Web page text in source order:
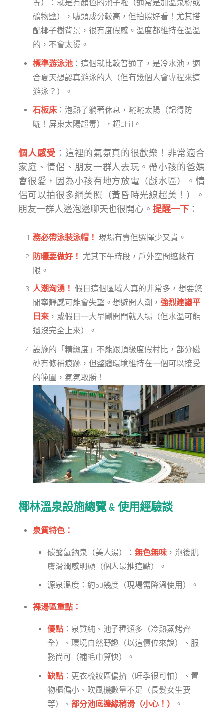
等）：就是有顏色的池子啦（通常是加溫泉粉或
礦物鹽），噱頭成分較高，但拍照好看！尤其搭
配椰子樹背景，很有度假感。溫度都維持在溫溫
的，不會太燙。
標準游泳池 ：這個就比較普通了，是冷水池，適
合夏天想認真游泳的人（但有幾個人會專程來這
游泳？）。
石板床 ：泡熱了躺著休息，曬曬太陽（記得防
曬！屏東太陽超毒），超Chill。
個人感受 ：這裡的氣氛真的很歡樂！非常適合
家庭、情侶、朋友一群人去玩。帶小孩的爸媽
會很愛，因為小孩有地方放電（戲水區）。情
侶可以拍很多網美照（黃昏時光線超美！）。
朋友一群人邊泡邊聊天也很開心。提醒一下 ：
務必帶泳裝泳帽！ 現場有賣但選擇少又貴。
防曬要做好！ 尤其下午時段，戶外空間遮蔽有
限。
人潮洶湧！ 假日這個區域人真的非常多，想要悠
閒寧靜感可能會失望。想避開人潮，強烈建議平
日來 ，或假日一大早剛開門就入場（但水溫可能
還沒完全上來）。
設施的「精緻度」不能跟頂級度假村比，部分磁
磚有修補痕跡，但整體環境維持在一個可以接受
的範圍，氣氛取勝！
椰林溫泉設施總覽 & 使用經驗談
泉質特色：
碳酸氫鈉泉（美人湯）： 無色無味 ，泡後肌
膚滑潤感明顯（個人最推這點）。
源泉溫度：約50幾度（現場需降溫使用）。
裸湯區重點：
優點 ：泉質純、池子種類多（冷熱蒸烤齊
全）、環境自然野趣（以這價位來說）、服
務尚可（補毛巾算快）。
缺點 ：更衣梳妝區偏擠（旺季很可怕）、置
物櫃偏小、吹風機數量不足（長髮女生要
等）、 部分池底邊緣稍滑（小心！）
。